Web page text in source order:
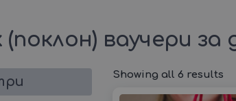
ваучери
Showing all 6 results